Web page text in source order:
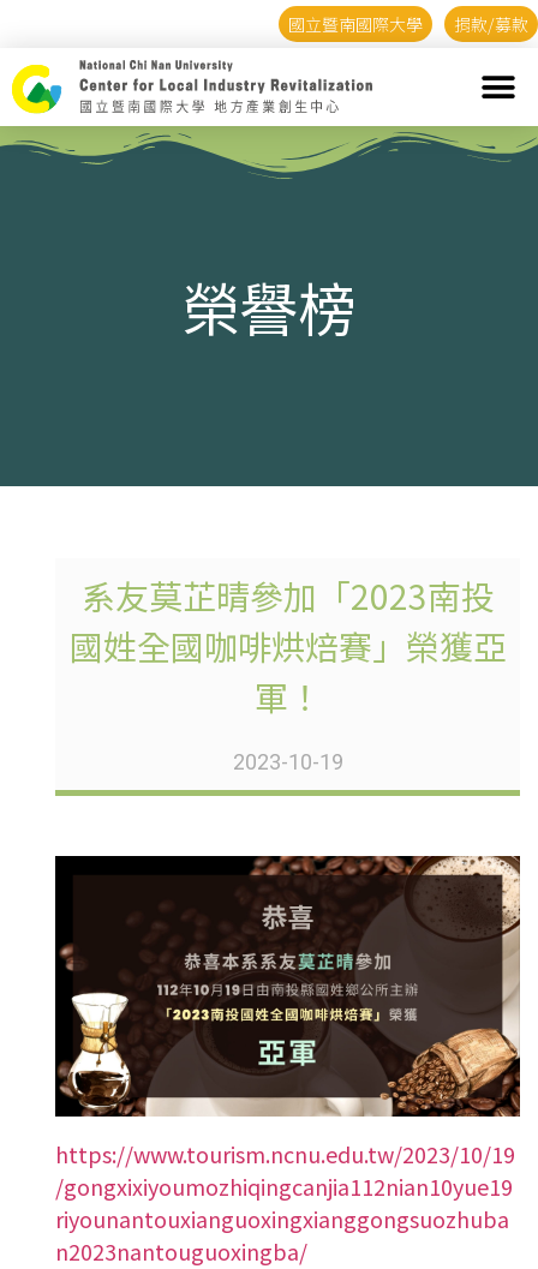
國立暨南國際大學 捐款/募款
榮譽榜
系友莫芷晴參加「2023南投
國姓全國咖啡烘焙賽」榮獲亞
軍！
2023-10-19
https://www.tourism.ncnu.edu.tw/2023/10/19
/gongxixiyoumozhiqingcanjia112nian10yue19
riyounantouxianguoxingxianggongsuozhuba
n2023nantouguoxingba/